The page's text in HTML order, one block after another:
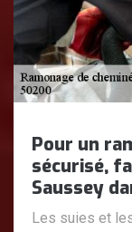
Pour un
sécurisé,
Saussey
Les suies et